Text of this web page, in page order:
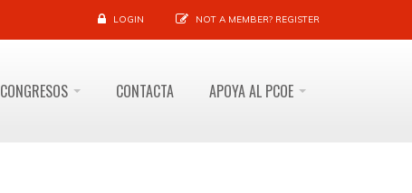
LOGIN NOT A MEMBER? REGISTER
CONGRESOS CONTACTA APOYA AL PCOE